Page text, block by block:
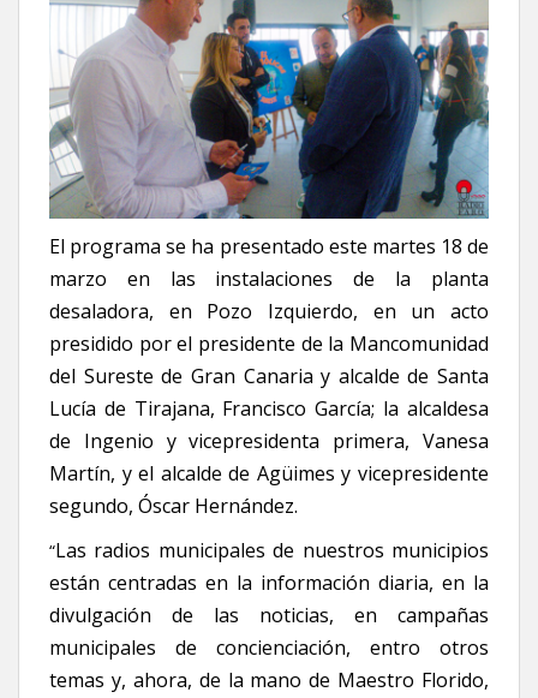
El programa se ha presentado este martes 18 de
marzo en las instalaciones de la planta
desaladora, en Pozo Izquierdo, en un acto
presidido por el presidente de la Mancomunidad
del Sureste de Gran Canaria y alcalde de Santa
Lucía de Tirajana, Francisco García; la alcaldesa
de Ingenio y vicepresidenta primera, Vanesa
Martín, y el alcalde de Agüimes y vicepresidente
segundo, Óscar Hernández.
“Las radios municipales de nuestros municipios
están centradas en la información diaria, en la
divulgación de las noticias, en campañas
municipales de concienciación, entro otros
temas y, ahora, de la mano de Maestro Florido,